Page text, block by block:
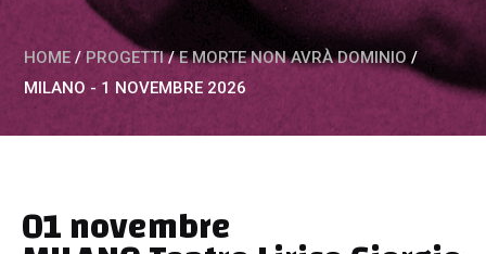
HOME / PROGETTI / E MORTE NON AVRÀ DOMINIO /
MILANO - 1 NOVEMBRE 2026
01 novembre